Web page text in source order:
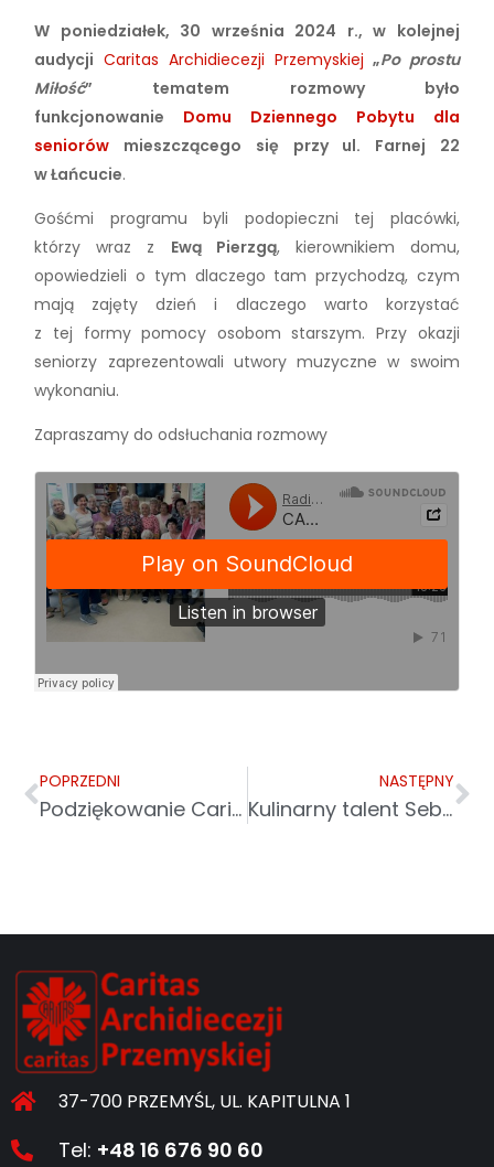
W poniedziałek, 30 września 2024 r., w kolejnej
audycji Caritas Archidiecezji Przemyskiej „Po prostu
Miłość” tematem rozmowy było
funkcjonowanie Domu Dziennego Pobytu dla
seniorów mieszczącego się przy ul. Farnej 22
w Łańcucie.
Gośćmi programu byli podopieczni tej placówki,
którzy wraz z Ewą Pierzgą, kierownikiem domu,
opowiedzieli o tym dlaczego tam przychodzą, czym
mają zajęty dzień i dlaczego warto korzystać
z tej formy pomocy osobom starszym. Przy okazji
seniorzy zaprezentowali utwory muzyczne w swoim
wykonaniu.
Zapraszamy do odsłuchania rozmowy
POPRZEDNI
Podziękowanie Caritas Diecezji Świdnickiej
NASTĘPNY
Kulinarny talent Sebastiana z DPS w Przemyślu
37-700 PRZEMYŚL, UL. KAPITULNA 1
Tel: +48 16 676 90 60